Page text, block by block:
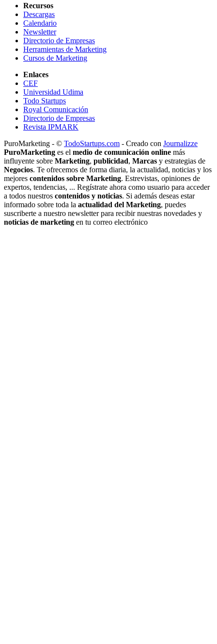
Recursos
Descargas
Calendario
Newsletter
Directorio de Empresas
Herramientas de Marketing
Cursos de Marketing
Enlaces
CEF
Universidad Udima
Todo Startups
Royal Comunicación
Directorio de Empresas
Revista IPMARK
PuroMarketing - © TodoStartups.com - Creado con Journalizze
PuroMarketing es el medio de comunicación online más
influyente sobre Marketing, publicidad, Marcas y estrategias de
Negocios. Te ofrecemos de forma diaria, la actualidad, noticias y los
mejores contenidos sobre Marketing. Estrevistas, opiniones de
expertos, tendencias, ... Regístrate ahora como usuario para acceder
a todos nuestros contenidos y noticias. Si además deseas estar
informado sobre toda la actualidad del Marketing, puedes
suscriberte a nuestro newsletter para recibir nuestras novedades y
noticias de marketing en tu correo electrónico